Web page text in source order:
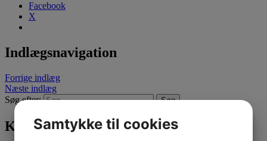
Facebook
X
Indlægsnavigation
Forrige indlæg
Næste indlæg
Søg efter:
Kategorier
Samtykke til cookies